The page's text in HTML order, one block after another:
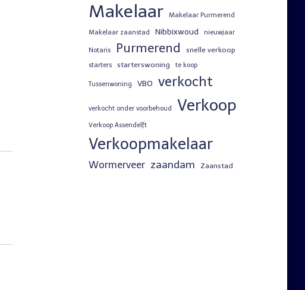
Makelaar Makelaar Purmerend
Makelaar zaanstad Nibbixwoud nieuwjaar
Notaris Purmerend snelle verkoop
starters starterswoning te koop
Tussenwoning VBO verkocht
verkocht onder voorbehoud Verkoop
Verkoop Assendelft
Verkoopmakelaar
Wormerveer zaandam Zaanstad